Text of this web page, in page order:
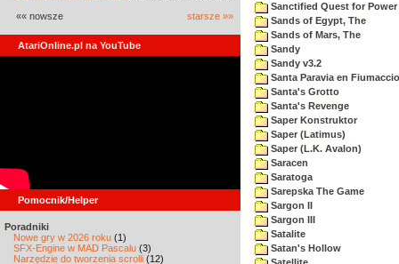
«« nowsze starsze »»
AtariOnline.pl na YouTube
Pomocnik/Helper
Poradniki
Nowe gry w 2026 roku (1)
SFX-Engine w MAD Pascalu (3)
Narzędzie do tworzenia scrolli (12)
Sanctified Quest for Power
Sands of Egypt, The
Sands of Mars, The
Sandy
Sandy v3.2
Santa Paravia en Fiumaccio
Santa's Grotto
Santa's Revenge
Saper Konstruktor
Saper (Latimus)
Saper (L.K. Avalon)
Saracen
Saratoga
Sarepska The Game
Sargon II
Sargon III
Satalite
Satan's Hollow